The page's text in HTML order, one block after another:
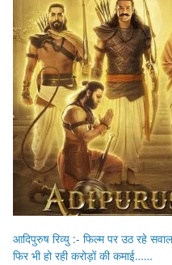
आदिपुरुष रिव्यु :- फिल्म पर उठ रहे
फिर भी हो रही करोड़ों की कमाई……